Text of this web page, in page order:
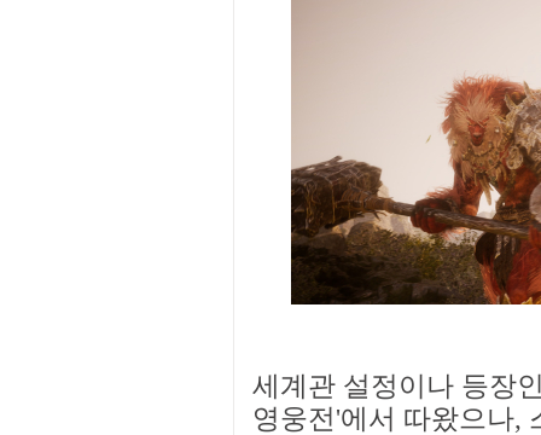
세계관 설정이나 등장
영웅전'에서 따왔으나,